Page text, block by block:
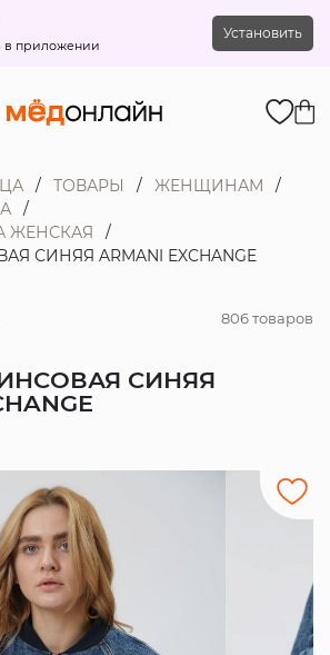
в приложении
Установить
ТОВАРЫ
ЖЕНЩИНАМ
ЖЕНСКАЯ
СИНЯЯ ARMANI EXCHANGE
806 товаров
СИНЯЯ